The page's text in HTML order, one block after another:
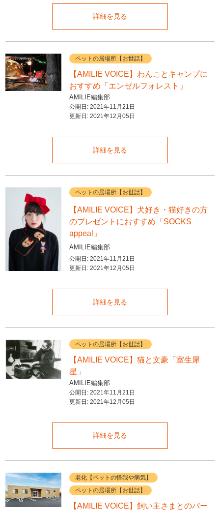
詳細を見る
ペットの居場所【お世話】
【AMILIE VOICE】わんことキャンプに
おすすめ「エンゼルフォレスト」
AMILIE編集部
公開日: 2021年11月21日
更新日: 2021年12月05日
詳細を見る
ペットの居場所【お世話】
【AMILIE VOICE】犬好き・猫好きの方
のプレゼントにおすすめ「SOCKS
appeal」
AMILIE編集部
公開日: 2021年11月21日
更新日: 2021年12月05日
詳細を見る
ペットの居場所【お世話】
【AMILIE VOICE】猫と文豪「室生犀
星」
AMILIE編集部
公開日: 2021年11月21日
更新日: 2021年12月05日
詳細を見る
老化【ペットの怪我や病気】
ペットの居場所【お世話】
【AMILIE VOICE】飼い主さまとのパー